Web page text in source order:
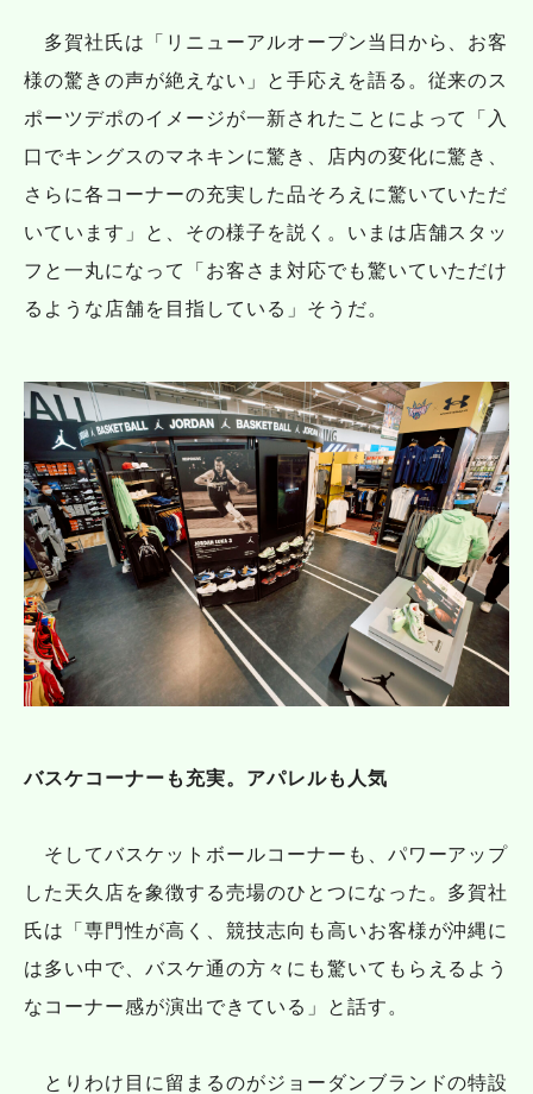
多賀社氏は「リニューアルオープン当日から、お客
様の驚きの声が絶えない」と手応えを語る。従来のス
ポーツデポのイメージが一新されたことによって「入
口でキングスのマネキンに驚き、店内の変化に驚き、
さらに各コーナーの充実した品そろえに驚いていただ
いています」と、その様子を説く。いまは店舗スタッ
フと一丸になって「お客さま対応でも驚いていただけ
るような店舗を目指している」そうだ。
バスケコーナーも充実。アパレルも人気
そしてバスケットボールコーナーも、パワーアップ
した天久店を象徴する売場のひとつになった。多賀社
氏は「専門性が高く、競技志向も高いお客様が沖縄に
は多い中で、バスケ通の方々にも驚いてもらえるよう
なコーナー感が演出できている」と話す。
とりわけ目に留まるのがジョーダンブランドの特設